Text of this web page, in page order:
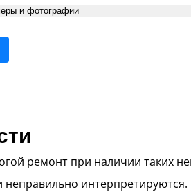
и фотографии
ремонт при наличии таких
интерпретируются.